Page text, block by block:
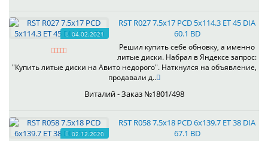
04.02.2021
RST R027 7.5x17 PCD 5x114.3 ET 45 DIA
60.1 BD
Решил купить себе обновку, а именно
литые диски. Набрал в Яндексе запрос:
"Купить литые диски на Авито недорого". Наткнулся на объявление,
продавали д..
Виталий - Заказ №1801/498
02.12.2020
RST R058 7.5x18 PCD 6x139.7 ET 38 DIA
67.1 BD